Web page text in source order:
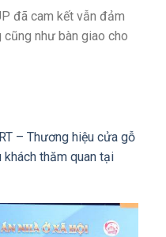
đã cam kết vẫn đảm
như bàn giao cho
– Thương hiệu cửa gỗ
thăm quan tại